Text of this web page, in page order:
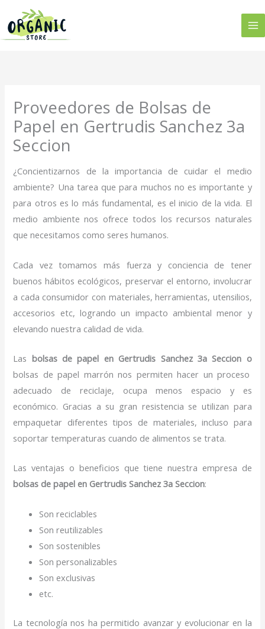
contenido
Proveedores de Bolsas de
Papel en Gertrudis Sanchez 3a
Seccion
¿Concientizarnos de la importancia de cuidar el medio
ambiente? Una tarea que para muchos no es importante y
para otros es lo más fundamental, es el inicio de la vida. El
medio ambiente nos ofrece todos los recursos naturales
que necesitamos como seres humanos.
Cada vez tomamos más fuerza y conciencia de tener
buenos hábitos ecológicos, preservar el entorno, involucrar
a cada consumidor con materiales, herramientas, utensilios,
accesorios etc, logrando un impacto ambiental menor y
elevando nuestra calidad de vida.
Las bolsas de papel en Gertrudis Sanchez 3a Seccion o
bolsas de papel marrón nos permiten hacer un proceso
adecuado de reciclaje, ocupa menos espacio y es
económico. Gracias a su gran resistencia se utilizan para
empaquetar diferentes tipos de materiales, incluso para
soportar temperaturas cuando de alimentos se trata.
Las ventajas o beneficios que tiene nuestra empresa de
bolsas de papel en Gertrudis Sanchez 3a Seccion:
Son reciclables
Son reutilizables
Son sostenibles
Son personalizables
Son exclusivas
etc.
La tecnología nos ha permitido avanzar y evolucionar en la